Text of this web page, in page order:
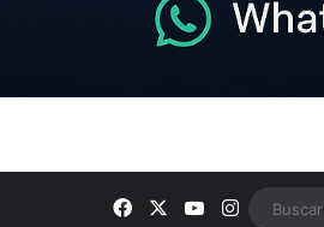
FacebookYouTube
Instagram